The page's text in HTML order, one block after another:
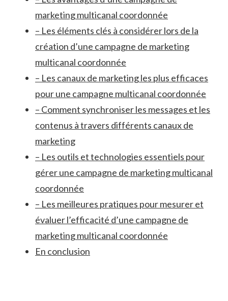
marketing ‌multicanal⁣ coordonnée
– Les éléments clés ⁤à considérer lors ⁢de la
création d’une campagne ​de marketing
multicanal coordonnée
– Les canaux de marketing ‌les ‍plus efficaces
pour‍ une campagne multicanal coordonnée
– Comment ​synchroniser les messages et les
contenus à travers⁣ différents canaux​ de
marketing
– Les outils‍ et technologies ​essentiels pour
gérer une campagne de marketing ⁣multicanal
coordonnée
– Les meilleures pratiques⁤ pour mesurer et
⁢évaluer l’efficacité⁢ d’une​ campagne de
marketing multicanal coordonnée
En conclusion